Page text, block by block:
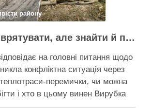
району
Дерева не врятувати, але знайти й покарати винних треба – головні питання і висновки з конфлікту на Теремках
на головні питання щодо
конфліктна ситуація через
перемички, чи можна
і хто в цьому винен Вирубка
почали й прокладати теплотрасу